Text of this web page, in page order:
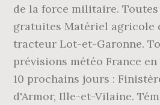
de la force militaire. Toutes
gratuites Matériel agricole
tracteur Lot-et-Garonne.
prévisions météo France
10 prochains jours :
d'Armor, Ille-et-Vilaine.